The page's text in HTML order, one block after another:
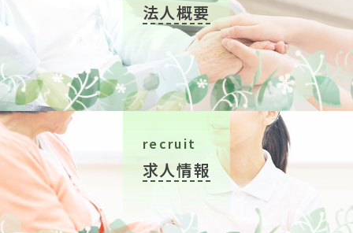
法人概要
recruit
求人情報